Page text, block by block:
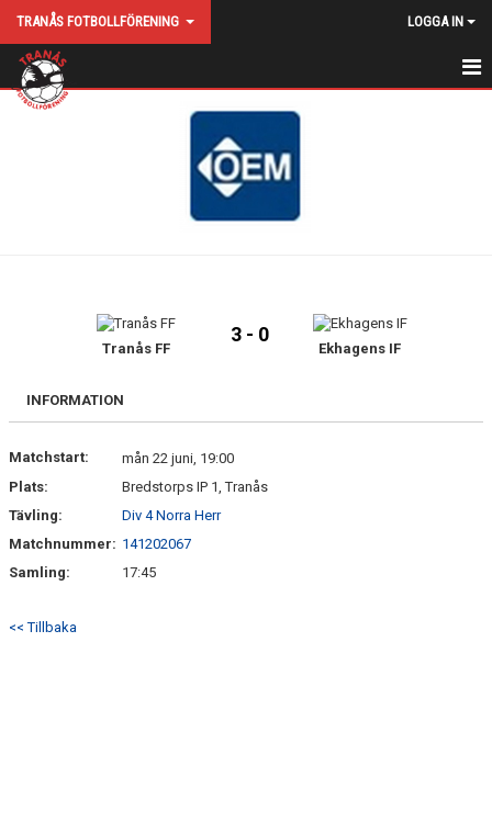
TRANÅS FOTBOLLFÖRENING LOGGA IN
HEM
VÅRA LAG
STYRELSE
DOKUMENT
BILDGALLERI
TIPSPROMENAD
Tranås FF
3 - 0
Ekhagens IF
INFORMATION
Matchstart:
mån 22 juni, 19:00
Plats:
Bredstorps IP 1, Tranås
Tävling:
Div 4 Norra Herr
Matchnummer: 141202067
Samling:
17:45
<< Tillbaka